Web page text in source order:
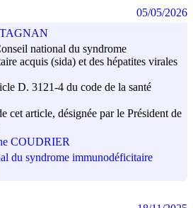
national du syndrome
acquis (sida) et des hépatites virales
D. 3121-4 du code de la santé
cet article, désignée par le Président de
COUDRIER
du syndrome immunodéficitaire
05/05/2026